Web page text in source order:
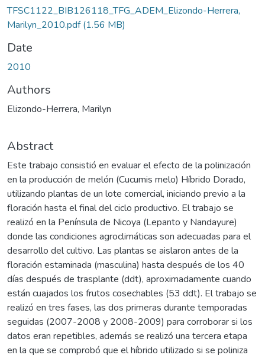
TFSC1122_BIB126118_TFG_ADEM_Elizondo-Herrera,
Marilyn_2010.pdf(1.56 MB)
Date
2010
Authors
Elizondo-Herrera, Marilyn
Abstract
Este trabajo consistió en evaluar el efecto de la polinización
en la producción de melón (Cucumis melo) Híbrido Dorado,
utilizando plantas de un lote comercial, iniciando previo a la
floración hasta el final del ciclo productivo. El trabajo se
realizó en la Península de Nicoya (Lepanto y Nandayure)
donde las condiciones agroclimáticas son adecuadas para el
desarrollo del cultivo. Las plantas se aislaron antes de la
floración estaminada (masculina) hasta después de los 40
días después de trasplante (ddt), aproximadamente cuando
están cuajados los frutos cosechables (53 ddt). El trabajo se
realizó en tres fases, las dos primeras durante temporadas
seguidas (2007-2008 y 2008-2009) para corroborar si los
datos eran repetibles, además se realizó una tercera etapa
en la que se comprobó que el híbrido utilizado si se poliniza